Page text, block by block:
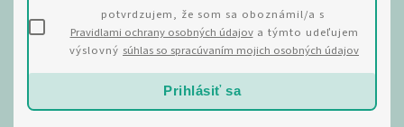
potvrdzujem, že som sa oboznámil/a s
Pravidlami ochrany osobných údajova týmto udeľujem
výslovný súhlas so spracúvaním mojich osobných údajov
Prihlásiť sa